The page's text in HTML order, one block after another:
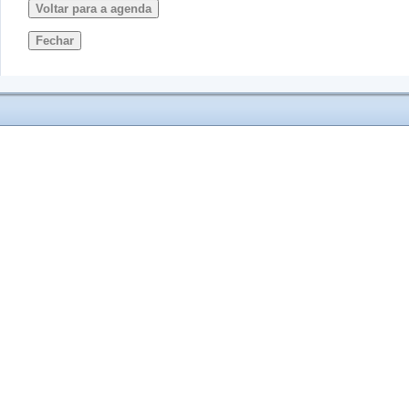
Voltar para a agenda
Fechar